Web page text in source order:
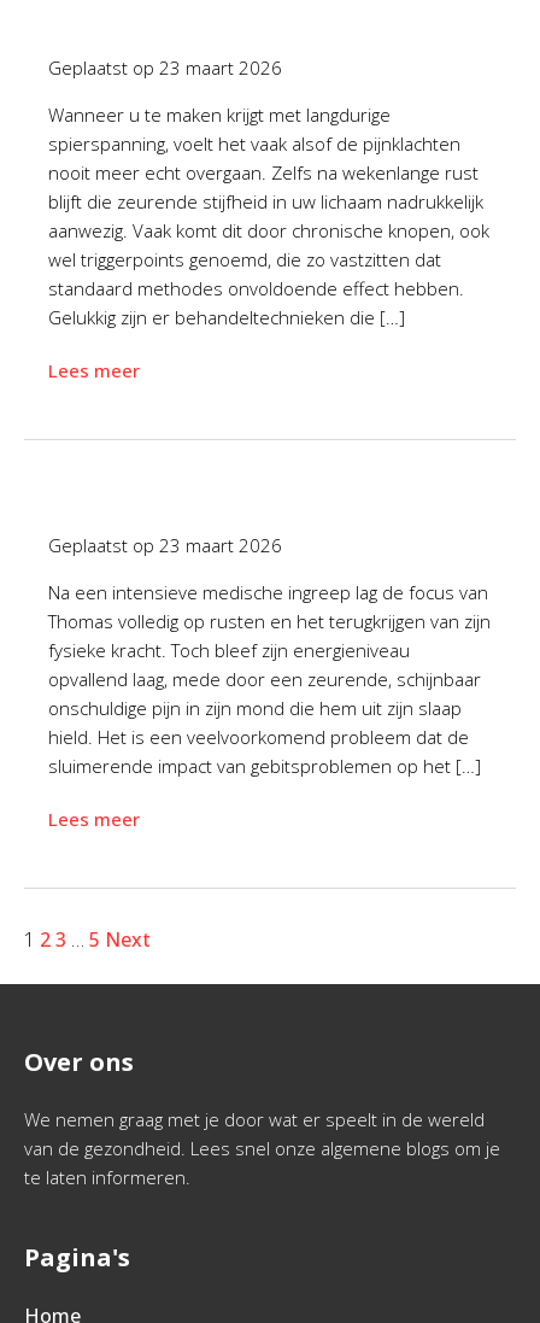
Geplaatst op 23 maart 2026
Wanneer u te maken krijgt met langdurige
spierspanning, voelt het vaak alsof de pijnklachten
nooit meer echt overgaan. Zelfs na wekenlange rust
blijft die zeurende stijfheid in uw lichaam nadrukkelijk
aanwezig. Vaak komt dit door chronische knopen, ook
wel triggerpoints genoemd, die zo vastzitten dat
standaard methodes onvoldoende effect hebben.
Gelukkig zijn er behandeltechnieken die […]
Lees meer
Geplaatst op 23 maart 2026
Na een intensieve medische ingreep lag de focus van
Thomas volledig op rusten en het terugkrijgen van zijn
fysieke kracht. Toch bleef zijn energieniveau
opvallend laag, mede door een zeurende, schijnbaar
onschuldige pijn in zijn mond die hem uit zijn slaap
hield. Het is een veelvoorkomend probleem dat de
sluimerende impact van gebitsproblemen op het […]
Lees meer
1 23 … 5 Next
Over ons
We nemen graag met je door wat er speelt in de wereld
van de gezondheid. Lees snel onze algemene blogs om je
te laten informeren.
Pagina's
Home